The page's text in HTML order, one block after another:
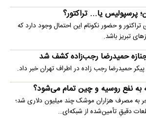
پرسپولیس یا... تراکتور؟
تراکتور و حضور نکونام این احتمال وجود دارد که
تبریز باشد.
حمیدرضا رجب‌زاده کشف شد
حمیدرضا رجب زاده در اطراف تهران خبر داد.
به نفع روسیه و چین تمام می‌شود؟
به مصرف هزاران موشک چند میلیون دلاری شد؛
دقیقِ تأمین‌شده از شبکه‌ای…